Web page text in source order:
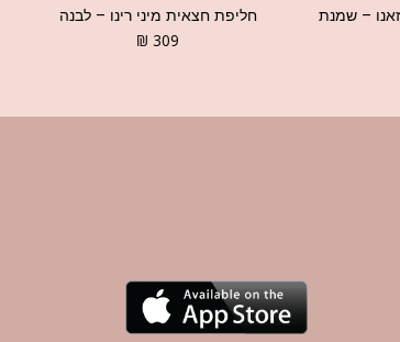
– שמנת חליפת חצאית מיני רינו – לבנה
₪ 309